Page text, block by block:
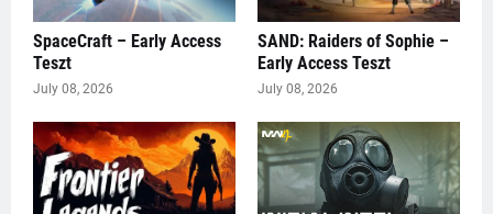
SpaceCraft – Early Access
Teszt
July 08, 2026
SAND: Raiders of Sophie –
Early Access Teszt
July 08, 2026